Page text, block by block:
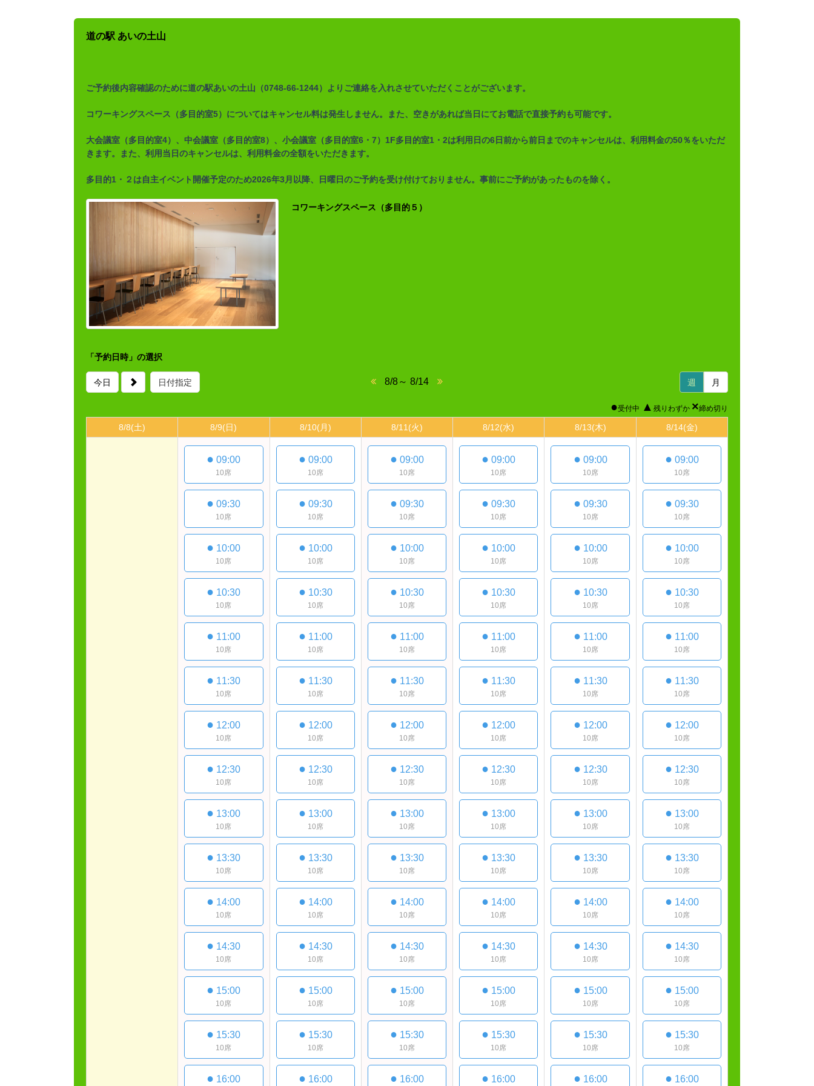
道の駅 あいの土山
ご予約後内容確認のために道の駅あいの土山（0748-66-1244）よりご連絡を入れさせていただくことがございます。
コワーキングスペース（多目的室5）についてはキャンセル料は発生しません。また、空きがあれば当日 にてお電話で直接予約も可能です。
大会議室（多目的室4）、中会議室（多目的室8）、小会議室（多目的室6・7）1F多目的室1・2は利用日の6日前から前日までのキャンセルは、利用料金の50％をいただ
きます。また、利用当日のキャンセルは、利用料金の全額をいただきます。
多目的1・２は自主イベント開催予定のため2026年3月以降、日曜日のご予約を受け付けておりません。事前にご予約があったものを除く。
コワーキングスペース（多目的５）
「予約日時」の選択
今日 日付指定 8/8～ 8/14 週 月
●受付中 ▲ 残りわずか ×締め切り
8/8(土) 8/9(日)
● 09:00
10席
● 09:30
10席
● 10:00
10席
● 10:30
10席
● 11:00
10席
● 11:30
10席
● 12:00
10席
● 12:30
10席
● 13:00
10席
● 13:30
10席
● 14:00
10席
● 14:30
10席
● 15:00
10席
● 15:30
10席
● 16:00
8/10(月)
● 09:00
10席
● 09:30
10席
● 10:00
10席
● 10:30
10席
● 11:00
10席
● 11:30
10席
● 12:00
10席
● 12:30
10席
● 13:00
10席
● 13:30
10席
● 14:00
10席
● 14:30
10席
● 15:00
10席
● 15:30
10席
● 16:00
8/11(火)
● 09:00
10席
● 09:30
10席
● 10:00
10席
● 10:30
10席
● 11:00
10席
● 11:30
10席
● 12:00
10席
● 12:30
10席
● 13:00
10席
● 13:30
10席
● 14:00
10席
● 14:30
10席
● 15:00
10席
● 15:30
10席
● 16:00
8/12(水)
● 09:00
10席
● 09:30
10席
● 10:00
10席
● 10:30
10席
● 11:00
10席
● 11:30
10席
● 12:00
10席
● 12:30
10席
● 13:00
10席
● 13:30
10席
● 14:00
10席
● 14:30
10席
● 15:00
10席
● 15:30
10席
● 16:00
8/13(木)
● 09:00
10席
● 09:30
10席
● 10:00
10席
● 10:30
10席
● 11:00
10席
● 11:30
10席
● 12:00
10席
● 12:30
10席
● 13:00
10席
● 13:30
10席
● 14:00
10席
● 14:30
10席
● 15:00
10席
● 15:30
10席
● 16:00
8/14(金)
● 09:00
10席
● 09:30
10席
● 10:00
10席
● 10:30
10席
● 11:00
10席
● 11:30
10席
● 12:00
10席
● 12:30
10席
● 13:00
10席
● 13:30
10席
● 14:00
10席
● 14:30
10席
● 15:00
10席
● 15:30
10席
● 16:00